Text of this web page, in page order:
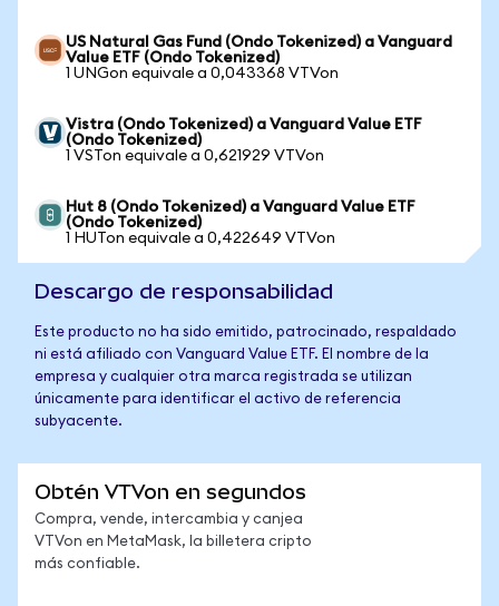
US Natural Gas Fund (Ondo Tokenized) a Vanguard
Value ETF (Ondo Tokenized)
1 UNGon equivale a 0,043368 VTVon
Vistra (Ondo Tokenized) a Vanguard Value ETF
(Ondo Tokenized)
1 VSTon equivale a 0,621929 VTVon
Hut 8 (Ondo Tokenized) a Vanguard Value ETF
(Ondo Tokenized)
1 HUTon equivale a 0,422649 VTVon
Descargo de responsabilidad
Este producto no ha sido emitido, patrocinado, respaldado
ni está afiliado con Vanguard Value ETF. El nombre de la
empresa y cualquier otra marca registrada se utilizan
únicamente para identificar el activo de referencia
subyacente.
Obtén VTVon en segundos
Compra, vende, intercambia y canjea
VTVon en MetaMask, la billetera cripto
más confiable.